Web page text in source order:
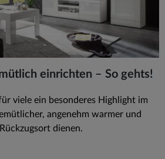
einrichten – So gehts!
viele ein besonderes Highlight im
angenehm warmer und
dienen.